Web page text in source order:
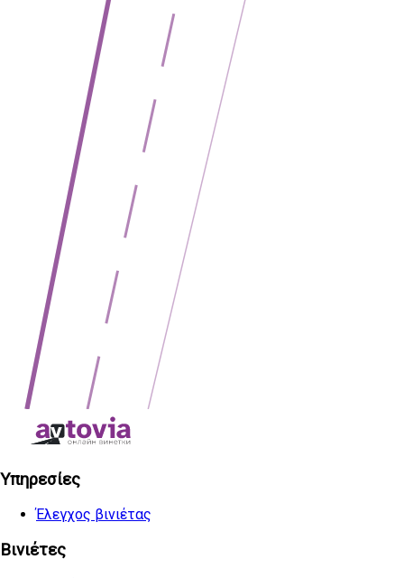
Υπηρεσίες
Έλεγχος βινιέτας
Βινιέτες